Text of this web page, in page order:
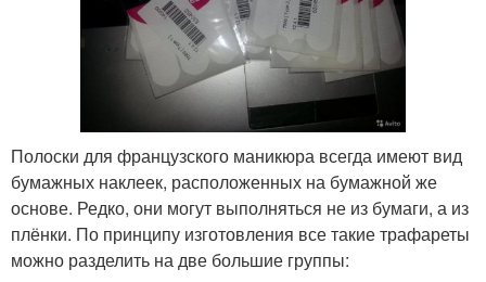
Полоски для французского маникюра всегда имеют вид
бумажных наклеек, расположенных на бумажной же
основе. Редко, они могут выполняться не из бумаги, а из
плёнки. По принципу изготовления все такие трафареты
можно разделить на две большие группы: